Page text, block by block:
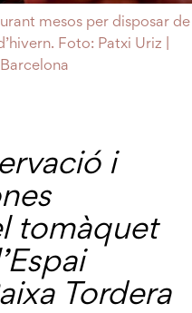
mesos per disposar de
Foto: Patxi Uriz |
i
tomàquet
Tordera